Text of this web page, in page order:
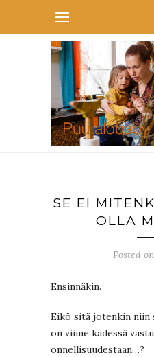
SE EI
OLLA
Posted
Ensinnäkin.
Eikö sitä jotenkin niin
on viime kädessä
onnellisuudestaan…?